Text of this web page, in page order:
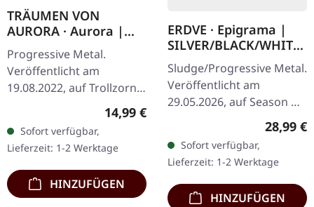
TRÄUMEN VON
AURORA · Aurora |
DIGI
Progressive Metal.
Veröffentlicht am
19.08.2022, auf Trollzorn
Records. Digipak. 1
AURORA I 2 GRAM UND
VERVE 3 AURORA II 4
EPIPHANIE 5 ESSENZ
DER…
Regulärer Preis:
14,99 €
Sofort verfügbar,
Lieferzeit: 1-2 Werktage
HINZUFÜGEN
ERDVE · Epigrama |
SILVER/BLACK/WHITE
LP
Sludge/Progressive Metal.
Veröffentlicht am
29.05.2026, auf Season Of
Mist. Silbernes, schwarzes
und weißes marmoriertes
Vinyl im Gatefold-Cover.…
28,99 €
Sofort verfügbar,
Lieferzeit: 1-2 Werktage
HINZUFÜGEN